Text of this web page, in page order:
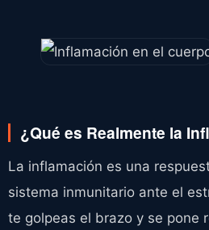
¿Qué es Realmente la
La inflamación es una
sistema inmunitario ante el
te golpeas el brazo y se pone